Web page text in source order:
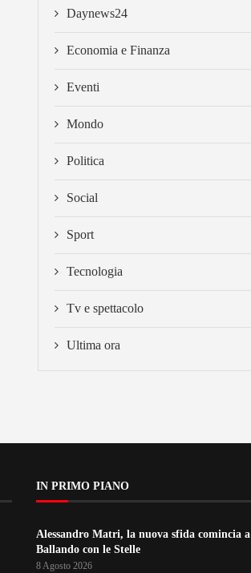
Daynews24
Economia e Finanza
Eventi
Mondo
Politica
Social
Sport
Tecnologia
Tv e spettacolo
Ultima ora
IN PRIMO PIANO
Alessandro Matri, la nuova sfida comincia a
Ballando con le Stelle
8 Agosto 2026